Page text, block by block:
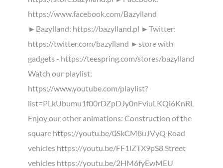
https://www.facebook.com/Bazylland
►Bazylland: https://bazylland.pl ►Twitter:
https://twitter.com/bazylland ►store with
gadgets - https://teespring.com/stores/bazylland
Watch our playlist:
https://www.youtube.com/playlist?
list=PLkUbumu1f00rDZpDJy0nFviuLKQi6KnRL
Enjoy our other animations: Construction of the
square https://youtu.be/0SkCM8uJVyQ Road
vehicles https://youtu.be/FF1lZTX9pS8 Street
vehicles https://youtu.be/2HM6fyEwMEU